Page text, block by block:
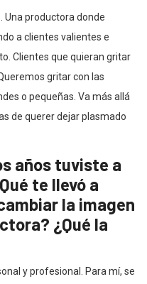
Una productora donde
a clientes valientes e
Clientes que quieran gritar
gritar con las
o pequeñas. Va más allá
de querer dejar plasmado
años tuviste a
te llevó a
la imagen
¿Qué la
y profesional. Para mí, se